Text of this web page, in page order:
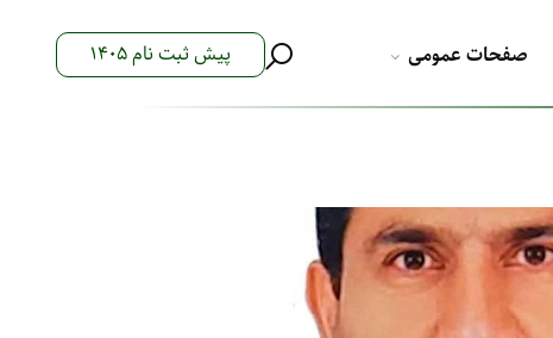
صفحات عمومی پیش ثبت نام 1405